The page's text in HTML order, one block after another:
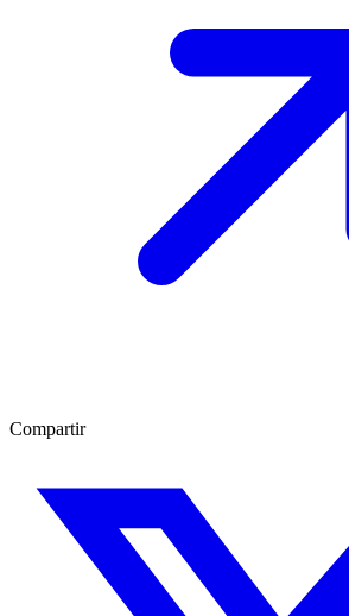
Compartir